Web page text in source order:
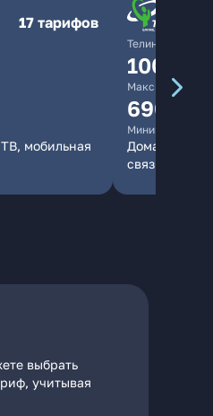
17 тарифов
мобильная
ТелинКом
1000
Максимальная
690
Минимальная
Домашний
связь
выбрать
учитывая